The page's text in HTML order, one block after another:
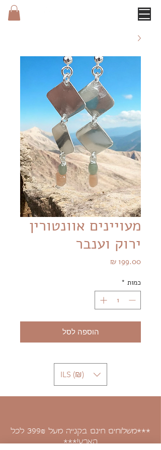
מעויינים אוונטורין
ירוק וענבר
מחיר
כמות *
הוספה לסל
ILS (₪)
***משלוחים חינם בקנייה מעל 399 ₪
לכל
הארץ!***